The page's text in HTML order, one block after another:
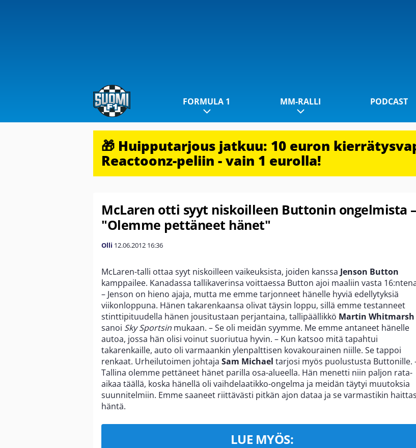
FORMULA 1 MM-RALLI PODCAST
🎁 Huipputarjous jatkuu: 10 euron
Reactoonz-peliin - vain 1 eurolla!
McLaren otti syyt niskoilleen Buttonin ongelmista –
"Olemme pettäneet hänet"
Olli 12.06.2012 16:36
McLaren-talli ottaa syyt niskoilleen vaikeuksista, joiden kanssa Jenson Button
kamppailee. Kanadassa tallikaverinsa voittaessa Button ajoi maaliin vasta
– Jenson on hieno ajaja, mutta me emme tarjonneet hänelle hyviä edellytyksiä
viikonloppuna. Hänen takarenkaansa olivat täysin loppu, sillä emme testanneet
stinttipituudella hänen jousitustaan perjantaina, tallipäällikkö Martin Whitmarsh
sanoi Sky Sportsin mukaan. – Se oli meidän syymme. Me emme antaneet hänelle
autoa, jossa hän olisi voinut suoriutua hyvin. – Kun katsoo mitä tapahtui
takarenkaille, auto oli varmaankin ylenpalttisen kovakourainen niille. Se tappoi
renkaat. Urheilutoimen johtaja Sam Michael tarjosi myös puolustusta Buttonille.
Tallina olemme pettäneet hänet parilla osa-alueella. Hän menetti niin paljon rata-
aikaa täällä, koska hänellä oli vaihdelaatikko-ongelma ja meidän täytyi muutoksia
suunnitelmiin. Emme saaneet riittävästi pitkän ajon dataa ja se varmastikin
häntä.
LUE MYÖS: